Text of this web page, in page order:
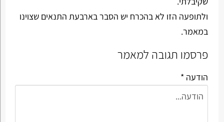
ולתופעה הזו לא בהכרח יש הסבר בארבעת התנאים שצוינו
במאמר.
פרסמו תגובה למאמר
הודעה *